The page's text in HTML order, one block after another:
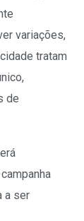
variações,
tratam
de
a ser